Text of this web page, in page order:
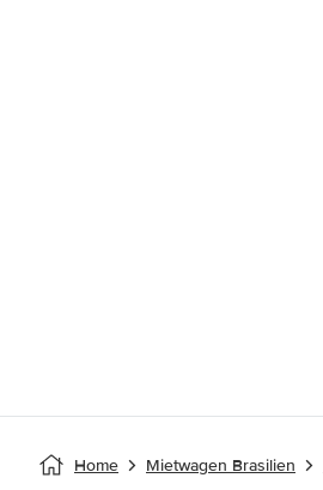
Home Mietwagen Brasilien